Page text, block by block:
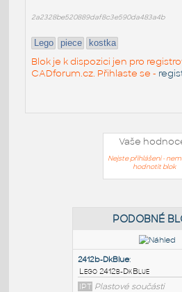
2a2328be520889daf8c3e590da483a4b
Lego piece kostka
Blok je k dispozici jen pro
CADforum.cz. Přihlaste se -
Vaše
Nejste přihlášeni -
hodnotit blok